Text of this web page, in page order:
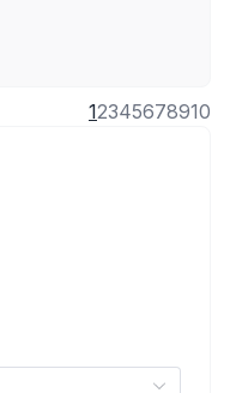
12345678910